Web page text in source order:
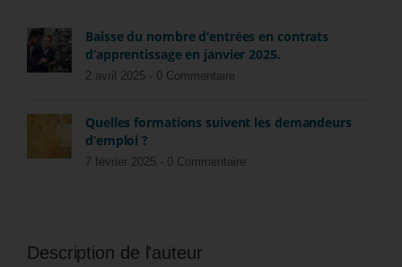
Baisse du nombre d’entrées en contrats
d’apprentissage en janvier 2025.
2 avril 2025 - 0 Commentaire
Quelles formations suivent les demandeurs
d’emploi ?
7 février 2025 - 0 Commentaire
Description de l'auteur